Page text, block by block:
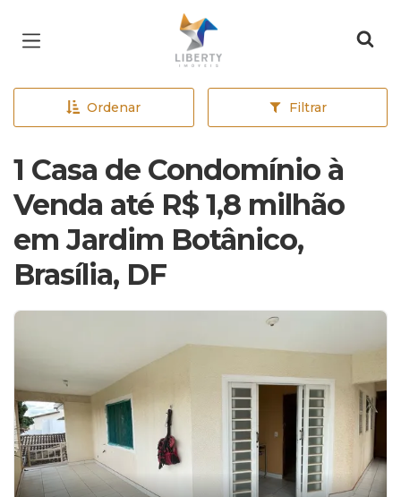
Página inicial
Ordenar Filtrar
1 Casa de Condomínio à
Venda até R$ 1,8 milhão
em Jardim Botânico,
Brasília, DF